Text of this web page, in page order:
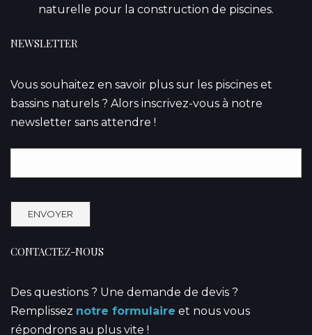
naturelle pour la construction de piscines.
NEWSLETTER
Vous souhaitez en savoir plus sur les piscines et
bassins naturels ? Alors inscrivez-vous à notre
newsletter sans attendre !
CONTACTEZ-NOUS
Des questions ? Une demande de devis ?
Remplissez notre formulaire et nous vous
répondrons au plus vite !